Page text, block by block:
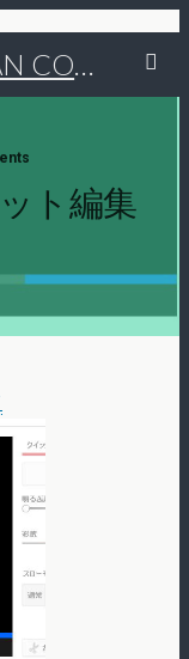
VIDEO CAMERAMAN COMMUNITY
ト編集